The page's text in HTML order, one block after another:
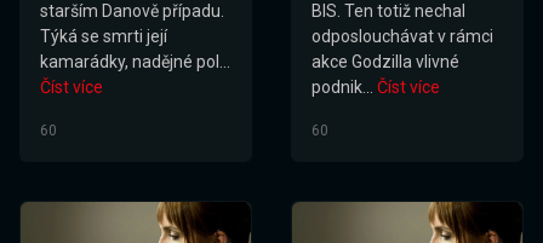
starším Danově případu.
Týká se smrti její
kamarádky, nadějné pol...
Číst více
60
BIS. Ten totiž nechal
odposlouchávat v rámci
akce Godzilla vlivné
podnik...
Číst více
60